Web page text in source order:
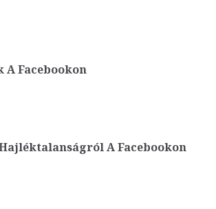
Facebookon
A Facebookon